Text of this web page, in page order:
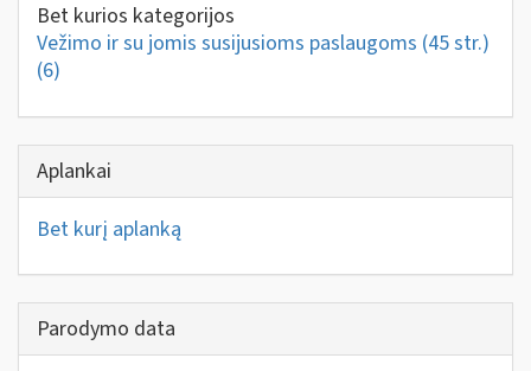
Bet kurios kategorijos
Vežimo ir su jomis susijusioms paslaugoms (45 str.)
(6)
Aplankai
Bet kurį aplanką
Parodymo data